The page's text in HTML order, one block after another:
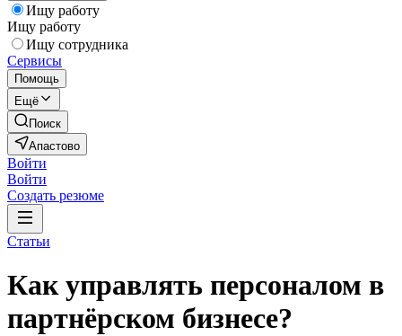
Ищу работу
Ищу работу
Ищу сотрудника
Сервисы
Помощь
Ещё
Поиск
Апастово
Войти
Войти
Создать резюме
Статьи
Как управлять персоналом в
партнёрском бизнесе?